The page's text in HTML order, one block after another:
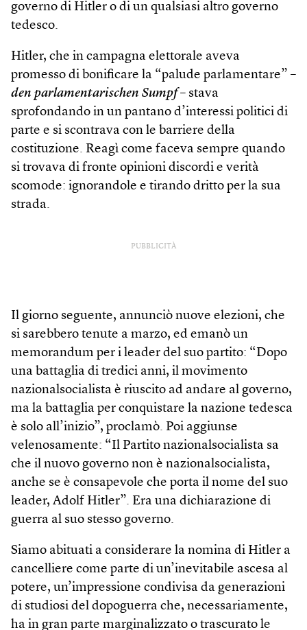
governo di Hitler o di un qualsiasi altro governo
tedesco.
Hitler, che in campagna elettorale aveva
promesso di bonificare la “palude parlamentare” –
den parlamentarischen Sumpf– stava
sprofondando in un pantano d’interessi politici di
parte e si scontrava con le barriere della
costituzione. Reagì come faceva sempre quando
si trovava di fronte opinioni discordi e verità
scomode: ignorandole e tirando dritto per la sua
strada.
PUBBLICITÀ
Il giorno seguente, annunciò nuove elezioni, che
si sarebbero tenute a marzo, ed emanò un
memorandum per i leader del suo partito: “Dopo
una battaglia di tredici anni, il movimento
nazionalsocialista è riuscito ad andare al governo,
ma la battaglia per conquistare la nazione tedesca
è solo all’inizio”, proclamò. Poi aggiunse
velenosamente: “Il Partito nazionalsocialista sa
che il nuovo governo non è nazionalsocialista,
anche se è consapevole che porta il nome del suo
leader, Adolf Hitler”. Era una dichiarazione di
guerra al suo stesso governo.
Siamo abituati a considerare la nomina di Hitler a
cancelliere come parte di un’inevitabile ascesa al
potere, un’impressione condivisa da generazioni
di studiosi del dopoguerra che, necessariamente,
ha in gran parte marginalizzato o trascurato le